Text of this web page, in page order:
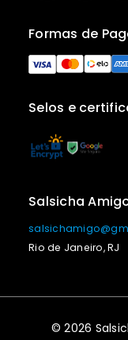
Selos e
Formas de
Salsicha
Rio de Janeiro, RJ
© 2026